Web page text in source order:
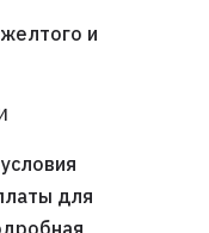
и
для